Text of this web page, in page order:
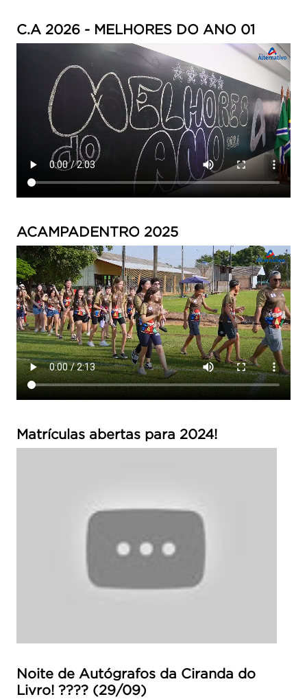
C.A 2026 - MELHORES DO ANO 01
ACAMPADENTRO 2025
Matrículas abertas para 2024!
Noite de Autógrafos da Ciranda do
Livro! ???? (29/09)